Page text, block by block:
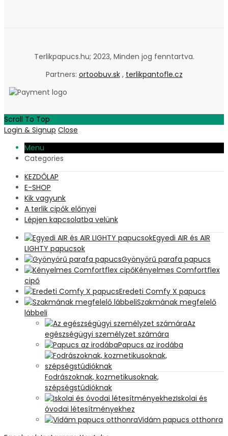
Terlikpapucs.hu; 2023, Minden jog fenntartva.
Partners: ortoobuv.sk, terlikpantofle.cz
Scroll To Top
Login & Signup Close
Menu
Categories
KEZDŐLAP
E-SHOP
Kik vagyunk
A terlik cipők előnyei
Lépjen kapcsolatba velünk
Egyedi AIR és AIR
LIGHTY papucsok
Gyönyörű parafa papucs
Kényelmes Comfortflex
cipő
Eredeti Comfy X papucs
Szakmának megfelelő
lábbeli
Az
egészségügyi személyzet számára
Papucs az irodába
Fodrászoknak, kozmetikusoknak,
szépségstúdióknak
Iskolai és
óvodai létesítményekhez
Vidám papucs otthonra